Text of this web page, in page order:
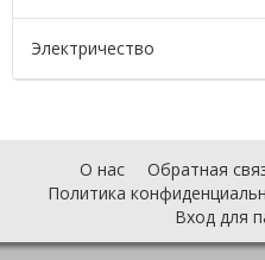
Электричество
О нас Обратная
Политика
Вход для